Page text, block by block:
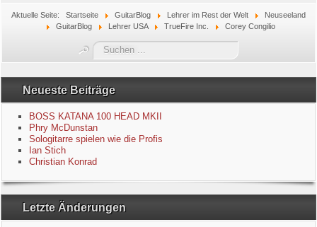
Equipment
GuitarBlog
Kontakt
Impressum
Datenschutzerklärung
Aktuelle Seite: Startseite GuitarBlog Lehrer im Rest der Welt
Neuseeland
GuitarBlog
Lehrer USA TrueFire Inc. Corey Congilio
Suchen
...
Neueste Beiträge
BOSS KATANA 100 HEAD MKII
Phry McDunstan
Sologitarre spielen wie die Profis
Ian Stich
Christian Konrad
Letzte Änderungen